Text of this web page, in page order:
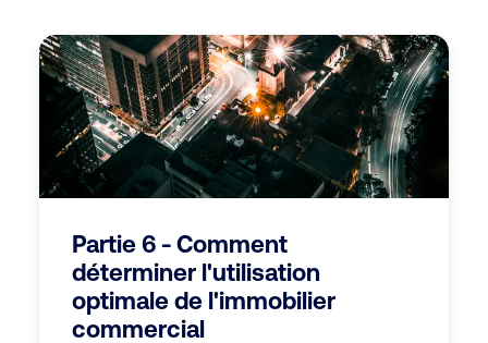
Partie 6 - Comment
déterminer l'utilisation
optimale de l'immobilier
commercial